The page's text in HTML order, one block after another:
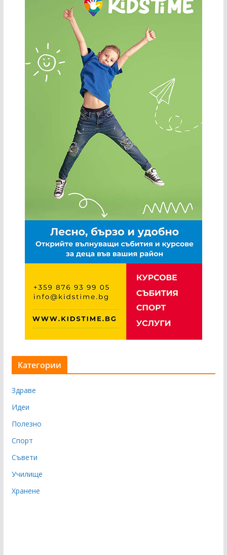
Категории
Здраве
Идеи
Полезно
Спорт
Съвети
Училище
Хранене